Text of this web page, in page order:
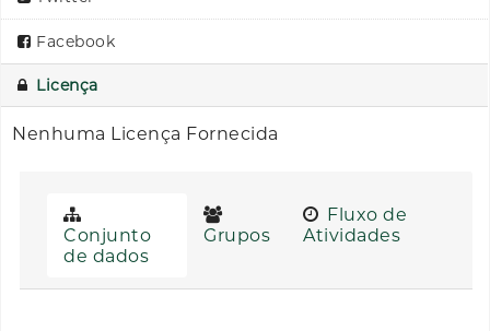
Facebook
Licença
Nenhuma Licença Fornecida
Conjunto
de dados
Grupos
Fluxo de
Atividades